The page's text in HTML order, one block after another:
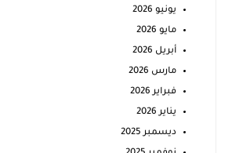
يونيو 2026
مايو 2026
أبريل 2026
مارس 2026
فبراير 2026
يناير 2026
ديسمبر 2025